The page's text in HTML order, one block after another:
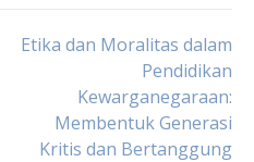
Etika dan Moralitas dalam
Pendidikan
Kewarganegaraan:
Membentuk Generasi
Kritis dan Bertanggung